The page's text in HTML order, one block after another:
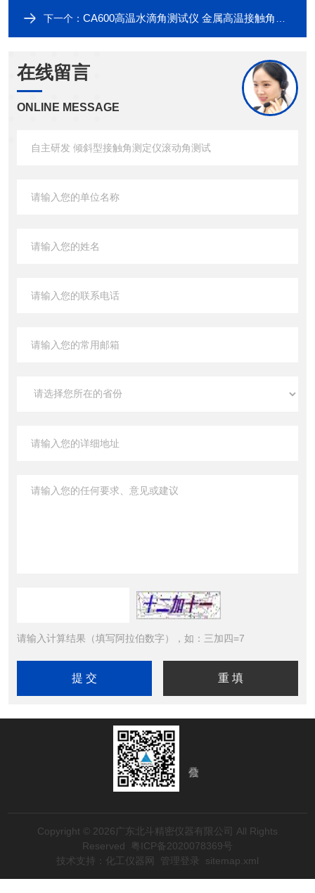
下一个： CA600高温水滴角测试仪 金属高温接触角测量
在线留言
ONLINE MESSAGE
请输入计算结果（填写阿拉伯数字），如：三加四=7
Copyright © 2026广东北斗精密仪器有限公司 All Rights
Reserved
粤ICP备2020078369号
技术支持： 化工仪器网 管理登录 sitemap.xml